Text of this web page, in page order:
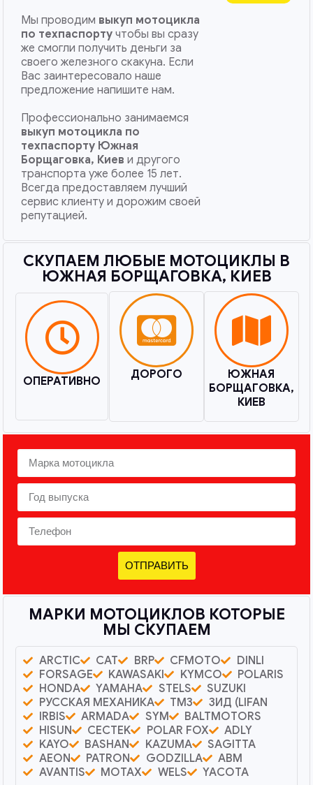
Мы проводим выкуп мотоцикла
по техпаспорту чтобы вы сразу
же смогли получить деньги за
своего железного скакуна. Если
Вас заинтересовало наше
предложение напишите нам.
Профессионально занимаемся
выкуп мотоцикла по
техпаспорту Южная
Борщаговка, Киеви другого
транспорта уже более 15 лет.
Всегда предоставляем лучший
сервис клиенту и дорожим своей
репутацией.
СКУПАЕМ ЛЮБЫЕ МОТОЦИКЛЫ В
ЮЖНАЯ БОРЩАГОВКА, КИЕВ​
ОПЕРАТИВНО ДОРОГО
ЮЖНАЯ
БОРЩАГОВКА,
КИЕВ
ОТПРАВИТЬ
МАРКИ МОТОЦИКЛОВ КОТОРЫЕ
МЫ СКУПАЕМ
ARCTIC CAT BRP CFMOTO
DINLI
FORSAGE
KAWASAKI KYMCO
POLARIS
HONDA
YAMAHA STELS
SUZUKI
РУССКАЯ МЕХАНИКА
ТМЗ
ЗИД (LIFAN
IRBIS
ARMADA SYM
BALTMOTORS
HISUN
CECTEK POLAR FOX
ADLY
KAYO
BASHAN KAZUMA
SAGITTA
AEON
PATRON GODZILLA
ABM
AVANTIS
MOTAX WELS
YACOTA